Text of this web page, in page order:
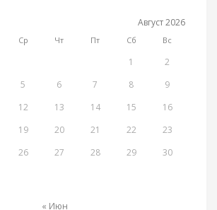
Август 2026
Ср Чт Пт Сб Вс
1
2
5 6 7 8
9
12 13 14 15
16
19 20 21 22
23
26 27 28 29
30
« Июн